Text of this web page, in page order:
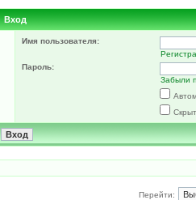
Вход
Имя пользователя:
Пароль:
Забыли
Перейти: